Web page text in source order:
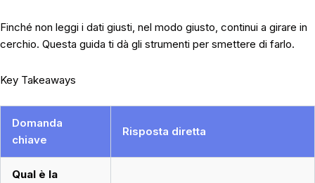
Finché non leggi i dati giusti, nel modo giusto, continui a girare in
cerchio. Questa guida ti dà gli strumenti per smettere di farlo.
Key Takeaways
Domanda
chiave
Risposta diretta
Qual è la